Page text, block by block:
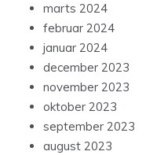
marts 2024
februar 2024
januar 2024
december 2023
november 2023
oktober 2023
september 2023
august 2023